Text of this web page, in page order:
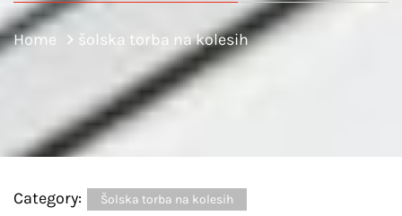
Home šolska torba na kolesih
Category: Šolska torba na kolesih